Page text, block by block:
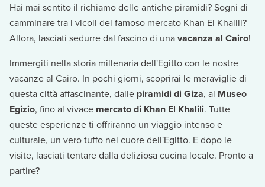
Hai mai sentito il richiamo delle antiche piramidi? Sogni di
camminare tra i vicoli del famoso mercato Khan El Khalili?
Allora, lasciati sedurre dal fascino di unavacanza al Cairo!
Immergiti nella storia millenaria dell'Egitto con le nostre
vacanze al Cairo. In pochi giorni, scoprirai le meraviglie di
questa città affascinante, dalle piramidi di Giza, al Museo
Egizio, fino al vivace mercato di Khan El Khalili. Tutte
queste esperienze ti offriranno un viaggio intenso e
culturale, un vero tuffo nel cuore dell'Egitto. E dopo le
visite, lasciati tentare dalla deliziosa cucina locale. Pronto a
partire?